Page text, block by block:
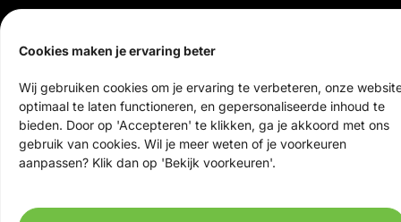
Cookies maken je ervaring beter
Wij gebruiken cookies om je ervaring te verbeteren, onze
optimaal te laten functioneren, en gepersonaliseerde inhoud te
bieden. Door op 'Accepteren' te klikken, ga je akkoord met ons
gebruik van cookies. Wil je meer weten of je voorkeuren
aanpassen? Klik dan op 'Bekijk voorkeuren'.
© 2026 Ten Veen Tweewielers | Alle rechten voorbehouden
Website door Scrolla!